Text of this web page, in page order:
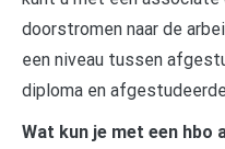
doorstromen naar de
een niveau tussen
diploma en
Wat kun je met een hbo